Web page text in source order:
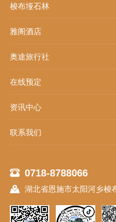
梭布垭石林
雅阁酒店
奥途旅行社
在线预定
资讯中心
联系我们
0718-8788066
湖北省恩施市太阳河乡梭